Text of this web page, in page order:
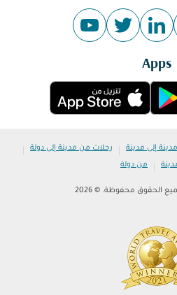
Apps
إلى مدينة | رحلات من مدينة إلى دولة |
| من دولة
الحقوق محفوظة. © 2026